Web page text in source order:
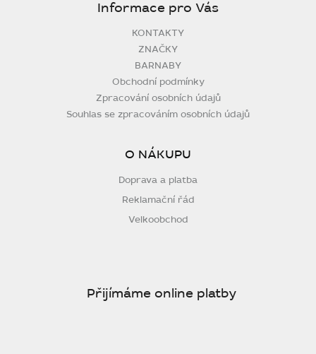
Informace pro Vás
KONTAKTY
ZNAČKY
BARNABY
Obchodní podmínky
Zpracování osobních údajů
Souhlas se zpracováním osobních údajů
O NÁKUPU
Doprava a platba
Reklamační řád
Velkoobchod
Přijímáme online platby